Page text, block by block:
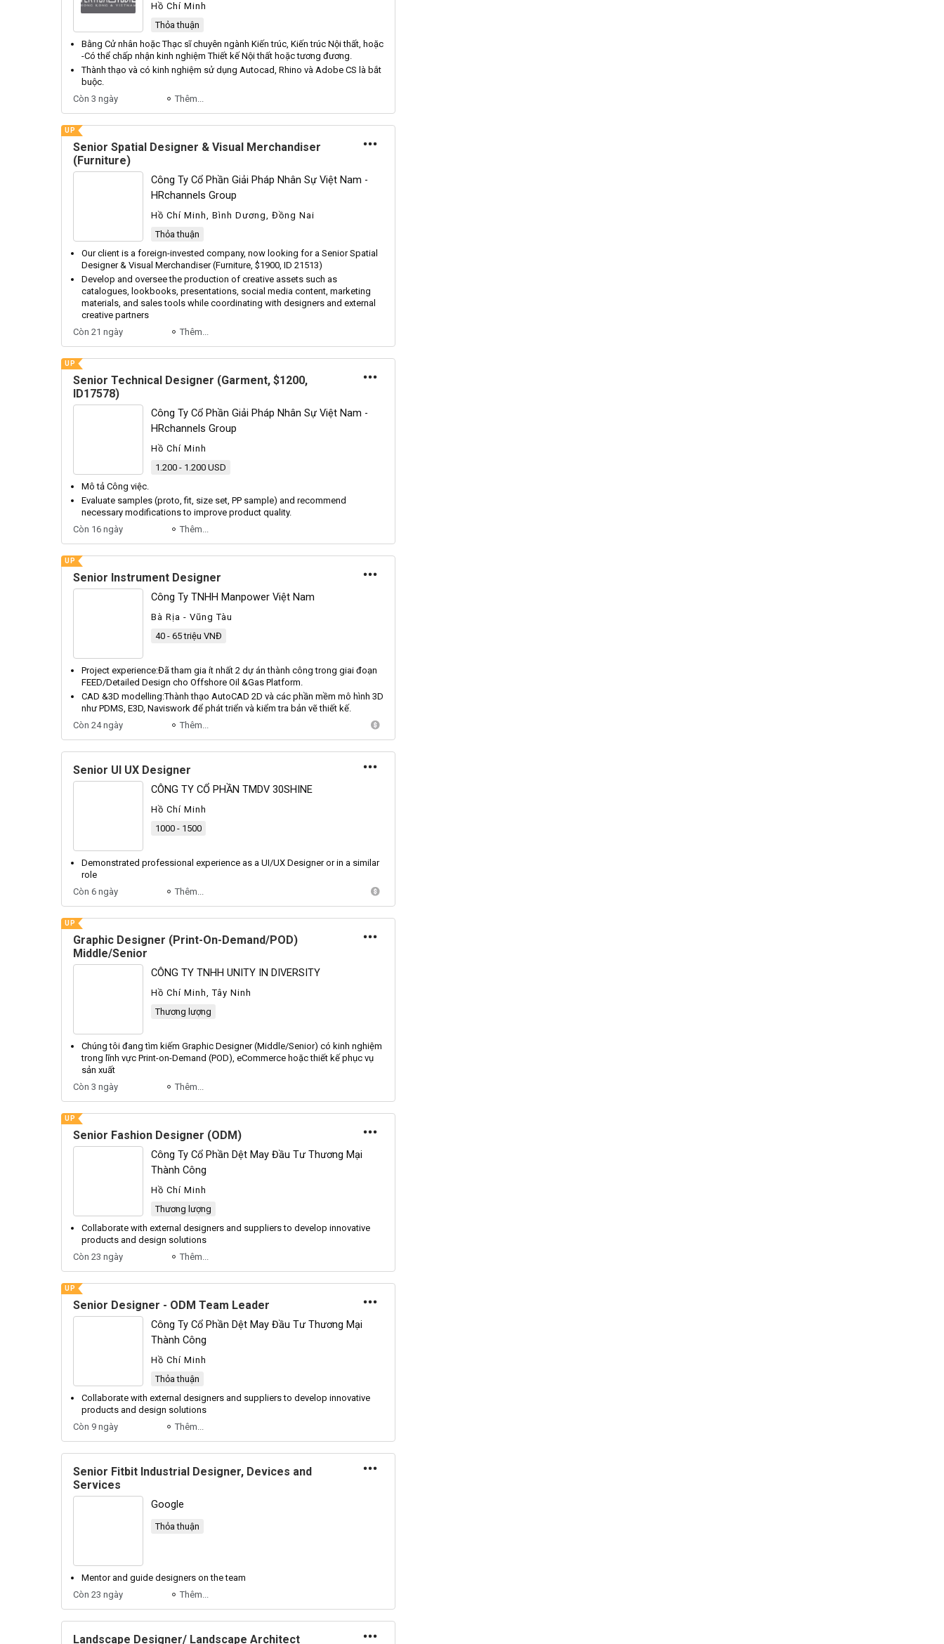
Hồ Chí Minh
Thỏa thuận
Bằng Cử nhân hoặcThạc sĩ chuyên ngành Kiến trúc, Kiến trúc Nộithất, hoặc
-Có thể chấp nhận kinh nghiệmThiết kế Nộithất hoặc tương đương.
Thành thạo và có kinh nghiệm sử dụng Autocad, Rhino và Adobe CS là bắt
buộc.
Còn 3 ngày
Thêm...
UP
Senior Spatial Designer & Visual Merchandiser
(Furniture)
Công Ty Cổ Phần Giải Pháp Nhân Sự Việt Nam -
HRchannels Group
Hồ Chí Minh, Bình Dương, Đồng Nai
Thỏa thuận
Our client is a foreign-invested company, now looking for a SeniorSpatial
Designer& Visual Merchandiser (Furniture, $1900, ID 21513)
Develop and oversee the production of creative assets such as
catalogues, lookbooks, presentations, social media content, marketing
materials, and sales tools while coordinating with designers and external
creative partners
Còn 21 ngày
Thêm...
UP
Senior Technical Designer (Garment, $1200,
ID17578)
Công Ty Cổ Phần Giải Pháp Nhân Sự Việt Nam -
HRchannels Group
Hồ Chí Minh
1.200 - 1.200 USD
Mô tả Công việc.
Evaluate samples (proto, fit, size set, PP sample) and recommend
necessary modifications to improve product quality.
Còn 16 ngày
Thêm...
UP
Senior Instrument Designer
Công Ty TNHH Manpower Việt Nam
Bà Rịa - Vũng Tàu
40 - 65 triệu VNĐ
Project experience:Đãtham gia ít nhất 2 dự án thành công trong giai đoạn
FEED/Detailed Design cho Offshore Oil &Gas Platform.
CAD &3D modelling:Thành thạo AutoCAD 2D và các phần mềm mô hình 3D
như PDMS, E3D, Naviswork để phát triển và kiểm tra bản vẽ thiết kế.
Còn 24 ngày
Thêm...
Senior UI UX Designer
CÔNG TY CỔ PHẦN TMDV 30SHINE
Hồ Chí Minh
1000 - 1500
Demonstrated professional experience as a UI/UX Designeror in a similar
role
Còn 6 ngày
Thêm...
UP
Graphic Designer (Print-On-Demand/POD)
Middle/Senior
CÔNG TY TNHH UNITY IN DIVERSITY
Hồ Chí Minh, Tây Ninh
Thương lượng
Chúng tôi đang tìm kiếm Graphic Designer(Middle/Senior) có kinh nghiệm
trong lĩnh vực Print-on-Demand (POD), eCommerce hoặc thiết kế phục vụ
sản xuất
Còn 3 ngày
Thêm...
UP
Senior Fashion Designer (ODM)
Công Ty Cổ Phần Dệt May Đầu Tư Thương Mại
Thành Công
Hồ Chí Minh
Thương lượng
Collaborate with external designers and suppliers to develop innovative
products and design solutions
Còn 23 ngày
Thêm...
UP
Senior Designer - ODM Team Leader
Công Ty Cổ Phần Dệt May Đầu Tư Thương Mại
Thành Công
Hồ Chí Minh
Thỏa thuận
Collaborate with external designers and suppliers to develop innovative
products and design solutions
Còn 9 ngày
Thêm...
Senior Fitbit Industrial Designer, Devices and
Services
Google
Thỏa thuận
Mentor and guide designers on the team
Còn 23 ngày
Thêm...
Landscape Designer/ Landscape Architect